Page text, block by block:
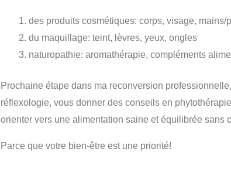
des produits cosmétiques: corps, visage, mains/
du maquillage: teint, lèvres, yeux, ongles
naturopathie: aromathérapie, compléments
Prochaine étape dans ma reconversion
réflexologie, vous donner des conseils en
orienter vers une alimentation saine et équilibrée sans
Parce que votre bien-être est une priorité!